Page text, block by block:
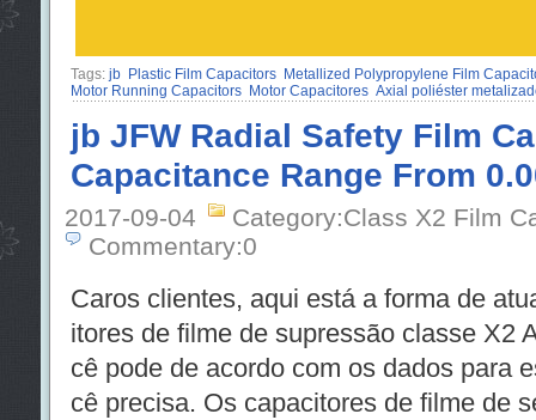
Tags: jb Plastic Film Capacitors Metallized Polypropylene Film
Motor Running Capacitors Motor Capacitores Axial poliéster
jb JFW Radial Safety Film
Capacitance Range From
2017-09-04
Category:Class X2 Film
Commentary:0
Caros clientes, aqui está a forma de
itores de filme de supressão classe X2
cê pode de acordo com os dados para
cê precisa. Os capacitores de filme de